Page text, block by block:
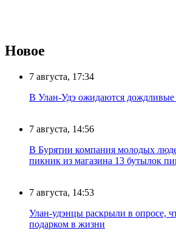
Новое
7 августа, 17:34
В Улан-Удэ ожидаются
7 августа, 14:56
В Бурятии компания молодых
пикник из магазина 13 бутылок
7 августа, 14:53
Улан-удэнцы раскрыли в опросе,
подарком в жизни